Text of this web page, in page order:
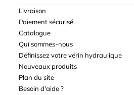
Livraison
Paiement sécurisé
Catalogue
Qui sommes-nous
Définissez votre vérin hydraulique
Nouveaux produits
Plan du site
Besoin d'aide ?